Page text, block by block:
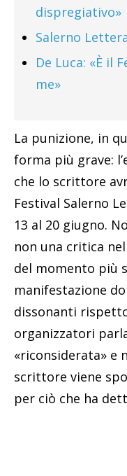
dispregiativo»
Salerno
De Luca: «È il
me»
La punizione, in
forma più grave:
che lo scrittore
Festival Salerno
13 al 20 giugno.
non una critica
del momento più
manifestazione
dissonanti
organizzatori
«riconsiderata» e
scrittore viene
per ciò che ha